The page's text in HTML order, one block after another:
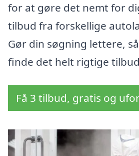
for at gøre det nemt for
tilbud fra forskellige
Gør din søgning lettere,
finde det helt rigtige
Få 3 tilbud, gratis og